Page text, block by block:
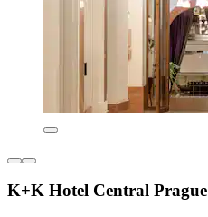
K+K Hotel Central Prague